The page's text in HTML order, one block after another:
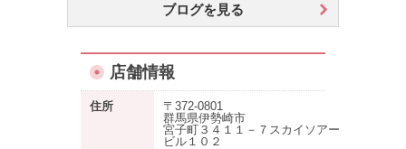
ブログを見る
店舗情報
住所
〒372-0801
群馬県伊勢崎市
宮子町３４１１－７スカイソアー
ビル１０２